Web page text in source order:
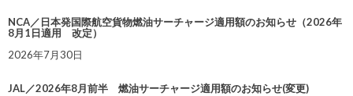
NCA／日本発国際航空貨物燃油サーチャージ適用額のお知らせ（2026年
8月1日適用 改定）
2026年7月30日
JAL／2026年8月前半 燃油サーチャージ適用額のお知らせ(変更)